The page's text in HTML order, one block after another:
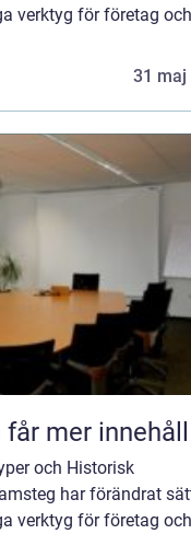
verktyg för företag och
31 maj
möten får mer innehåll
och Historisk
har förändrat
verktyg för företag och